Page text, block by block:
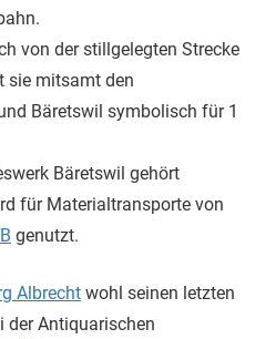
von der stillgelegten Strecke
sie mitsamt den
Bäretswil symbolisch für 1
Bäretswil gehört
für Materialtransporte von
genutzt.
Albrecht wohl seinen letzten
der Antiquarischen